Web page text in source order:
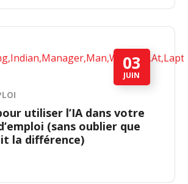
03
JUIN
utiliser l’IA dans votre
(sans oublier que
la différence)